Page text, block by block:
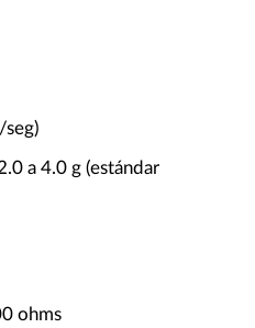
seg)
a 4.0 g (estándar
ohms